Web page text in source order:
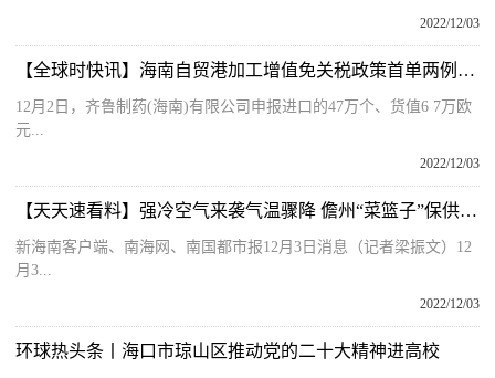
2022/12/03
【全球时快讯】海南自贸港加工增值免关税政策首单两例扩区业务落地海口国家高新区
12月2日，齐鲁制药(海南)有限公司申报进口的47万个、货值6 7万欧
元...
2022/12/03
【天天速看料】强冷空气来袭气温骤降 儋州“菜篮子”保供充足价格稳定
新海南客户端、南海网、南国都市报12月3日消息（记者梁振文）12
月3...
2022/12/03
环球热头条丨海口市琼山区推动党的二十大精神进高校